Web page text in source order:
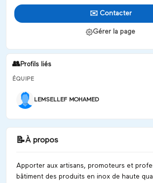
✉️ Contacter
Gérer la page
👥Profils liés
ÉQUIPE
LEMSELLEF MOHAMED
📝À propos
Apporter aux artisans, promoteurs et
bâtiment des produits en inox de haute